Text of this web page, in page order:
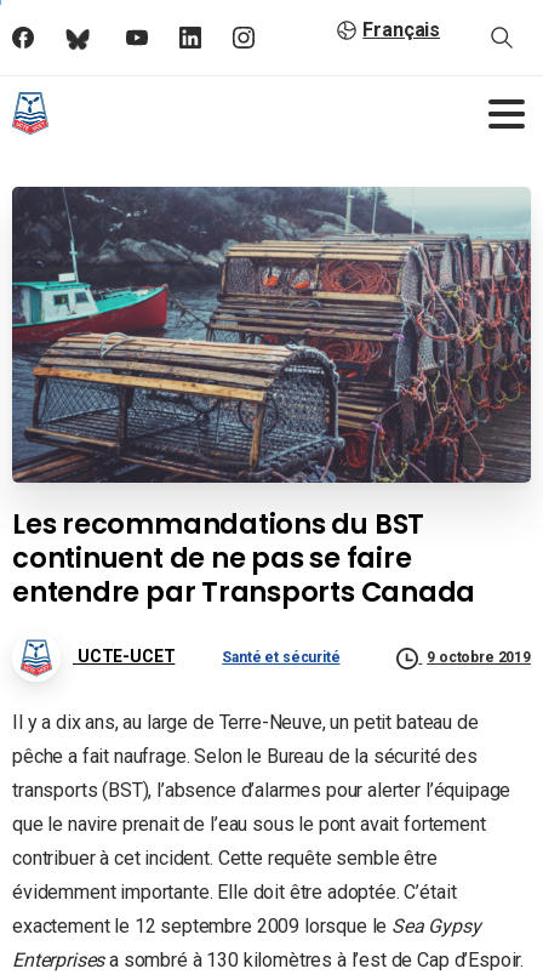
Français
Les recommandations du BST
continuent de ne pas se faire
entendre par Transports Canada
UCTE-UCET Santé et sécurité 9 octobre 2019
Il y a dix ans, au large de Terre-Neuve, un petit bateau de
pêche a fait naufrage. Selon le Bureau de la sécurité des
transports (BST), l’absence d’alarmes pour alerter l’équipage
que le navire prenait de l’eau sous le pont avait fortement
contribuer à cet incident. Cette requête semble être
évidemment importante. Elle doit être adoptée. C’était
exactement le 12 septembre 2009 lorsque le Sea Gypsy
Enterprisesa sombré à 130 kilomètres à l’est de Cap d’Espoir.